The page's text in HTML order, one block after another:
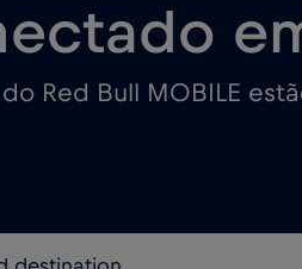
Red Bull MOBILE